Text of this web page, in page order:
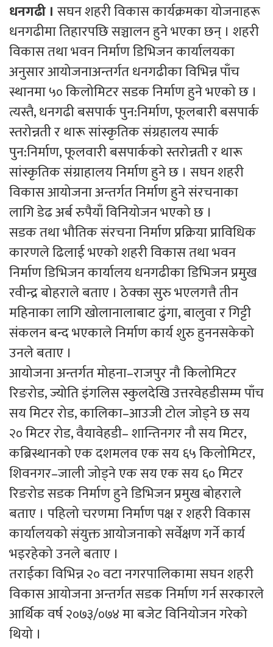
धनगढी । सघन शहरी विकास कार्यक्रमका योजनाहरू
धनगढीमा तिहारपछि सञ्चालन हुने भएका छन् । शहरी
विकास तथा भवन निर्माण डिभिजन कार्यालयका
अनुसार आयोजनाअन्तर्गत धनगढीका विभिन्न पाँच
स्थानमा ५० किलोमिटर सडक निर्माण हुने भएको छ ।
त्यस्तै, धनगढी बसपार्क पुन:निर्माण, फूलबारी बसपार्क
स्तरोन्नती र थारू सांस्कृतिक संग्रहालय स्पार्क
पुन:निर्माण, फूलवारी बसपार्कको स्तरोन्नती र थारू
सांस्कृतिक संग्राहालय निर्माण हुने छ । सघन शहरी
विकास आयोजना अन्तर्गत निर्माण हुने संरचनाका
लागि डेढ अर्ब रुपैयाँ विनियोजन भएको छ ।
सडक तथा भौतिक संरचना निर्माण प्रक्रिया प्राविधिक
कारणले ढिलाई भएको शहरी विकास तथा भवन
निर्माण डिभिजन कार्यालय धनगढीका डिभिजन प्रमुख
रवीन्द्र बोहराले बताए । ठेक्का सुरु भएलगत्तै तीन
महिनाका लागि खोलानालाबाट ढुंगा, बालुवा र गिट्टी
संकलन बन्द भएकाले निर्माण कार्य शुरु हुननसकेको
उनले बताए ।
आयोजना अन्तर्गत मोहना–राजपुर नौ किलोमिटर
रिङरोड, ज्योति इंगलिस स्कुलदेखि उत्तरवेहडीसम्म पाँच
सय मिटर रोड, कालिका–आउजी टोल जोड्ने छ सय
२० मिटर रोड, वैयावेहडी– शान्तिनगर नौ सय मिटर,
कब्रिस्थानको एक दशमलव एक सय ६५ किलोमिटर,
शिवनगर–जाली जोड्ने एक सय एक सय ६० मिटर
रिङरोड सडक निर्माण हुने डिभिजन प्रमुख बोहराले
बताए । पहिलो चरणमा निर्माण पक्ष र शहरी विकास
कार्यालयको संयुक्त आयोजनाको सर्वेक्षण गर्ने कार्य
भइरहेको उनले बताए ।
तराईका विभिन्न २० वटा नगरपालिकामा सघन शहरी
विकास आयोजना अन्तर्गत सडक निर्माण गर्न सरकारले
आर्थिक वर्ष २०७३/०७४ मा बजेट विनियोजन गरेको
थियो ।